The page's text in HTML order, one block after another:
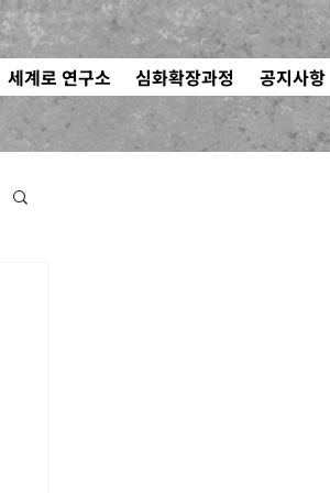
세계로 연구소 심화확장과정 공지사항